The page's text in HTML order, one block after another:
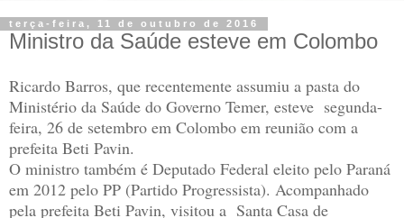
terça-feira, 11 de outubro de 2016
Ministro da Saúde esteve em Colombo
Ricardo Barros, que recentemente assumiu a pasta do
Ministério da Saúde do Governo Temer, esteve segunda-
feira, 26 de setembro em Colombo em reunião com a
prefeita Beti Pavin.
O ministro também é Deputado Federal eleito pelo Paraná
em 2012 pelo PP (Partido Progressista). Acompanhado
pela prefeita Beti Pavin, visitou a Santa Casa de